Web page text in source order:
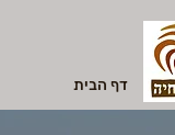
דף הבית